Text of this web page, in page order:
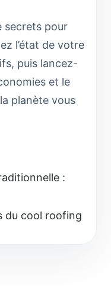
secrets pour
l’état de votre
puis lancez-
et le
planète vous
:
du cool roofing